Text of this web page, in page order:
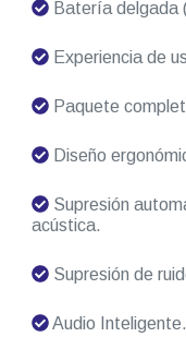
Batería delgada
Experiencia de
Paquete
Diseño
Supresión
acústica.
Supresión de
Audio Inteligente.